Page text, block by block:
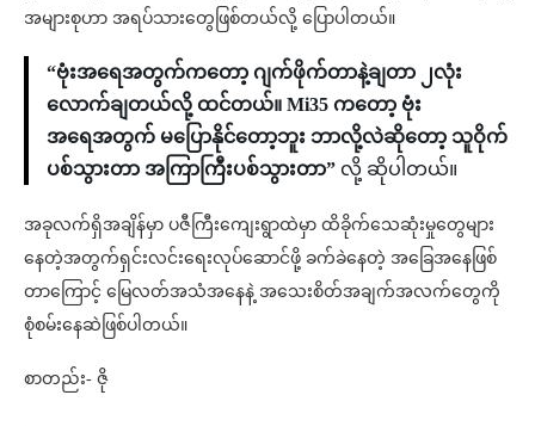
အများစုဟာ အရပ်သားတွေဖြစ်တယ်လို့ ပြောပါတယ်။
“ဗုံးအရေအတွက်ကတော့ ဂျက်ဖိုက်တာနဲ့ချတာ ၂လုံး
လောက်ချတယ်လို့ ထင်တယ်။ Mi35 ကတော့ ဗုံး
အရေအတွက် မပြောနိုင်တော့ဘူး ဘာလို့လဲဆိုတော့ သူဝိုက်
ပစ်သွားတာ အကြာကြီးပစ်သွားတာ” လို့ ဆိုပါတယ်။
အခုလက်ရှိအချိန်မှာ ပဇီကြီးကျေးရွာထဲမှာ ထိခိုက်သေဆုံးမှုတွေများ
နေတဲ့အတွက်ရှင်းလင်းရေးလုပ်ဆောင်ဖို့ ခက်ခဲနေတဲ့ အခြေအနေဖြစ်
တာကြောင့် မြေလတ်အသံအနေနဲ့ အသေးစိတ်အချက်အလက်တွေကို
စုံစမ်းနေဆဲဖြစ်ပါတယ်။
စာတည်း- ဇို